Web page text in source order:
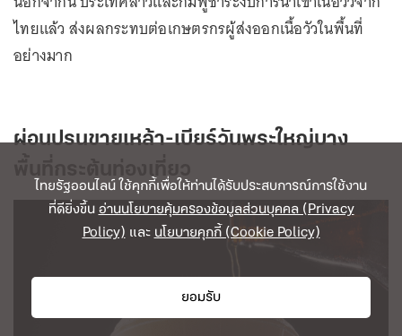
ไทยแล้ว ส่งผลกระทบต่อเกษตรกรผู้ส่งออกเนื้อวัวในพื้นที่
อย่างมาก
ผ่อนปรนขายเหล้า-เบียร์วันพระใหญ่บาง
พื้นที่กระตุ้นท่องเที่ยว
ไทยรัฐออนไลน์ ใช้คุกกี้เพื่อให้ท่านได้รับประสบการณ์การใช้งาน
ที่ดียิ่งขึ้นอ่านนโยบายคุ้มครองข้อมูลส่วนบุคคล (Privacy
Policy) และนโยบายคุกกี้ (Cookie Policy)
ยอมรับ